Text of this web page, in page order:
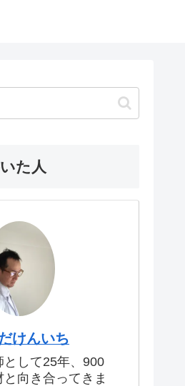
た人
けんいち
として25年、900
向き合ってきま